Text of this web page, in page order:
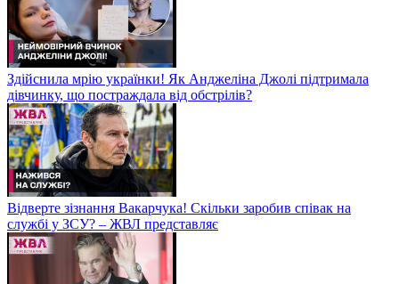
Здійснила мрію українки! Як Анджеліна Джолі підтримала
дівчинку, що постраждала від обстрілів?
Відверте зізнання Вакарчука! Скільки заробив співак на
службі у ЗСУ? – ЖВЛ представляє